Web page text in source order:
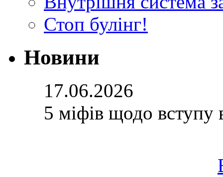
Стоп булінг!
Новини
17.06.2026
5 міфів щодо вступу